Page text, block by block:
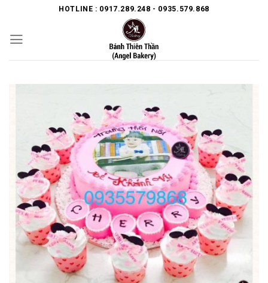
content
HOTLINE : 0917.289.248 - 0935.579.868